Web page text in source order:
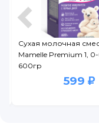
Смесь Semper
baby 2 молочная с 6
400 г
1 239